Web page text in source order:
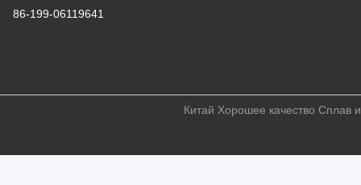
86-199-06119641
Китай Хорошее качество Сплав